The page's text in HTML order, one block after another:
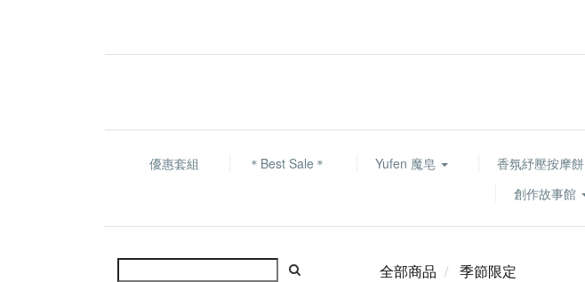
優惠套組 ＊Best Sale＊ Yufen 魔皂 香氛紓壓按摩餅
創作故事館
全部商品 季節限定